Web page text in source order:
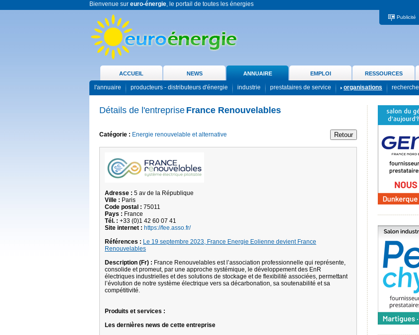
Bienvenue sur euro-énergie, le portail de toutes les énergies
Publicité
ACCUEIL NEWS ANNUAIRE EMPLOI RESSOURCES
l'annuaire producteurs - distributeurs d'énergie industrie prestataires de service organisations recherche
Détails de l'entreprise France Renouvelables
Catégorie : Energie renouvelable et alternative
Adresse : 5 av de la République
Ville : Paris
Code postal : 75011
Pays : France
Tél. : +33 (0)1 42 60 07 41
Site internet : https://fee.asso.fr/
Références : Le 19 septembre 2023, France Energie Eolienne devient France
Renouvelables
Description (Fr) : France Renouvelables est l’association professionnelle qui représente,
consolide et promeut, par une approche systémique, le développement des EnR
électriques industrielles et des solutions de stockage et de flexibilité associées, permettant
l’évolution de notre système électrique vers sa décarbonation, sa soutenabilité et sa
compétitivité.
Produits et services :
Les dernières news de cette entreprise